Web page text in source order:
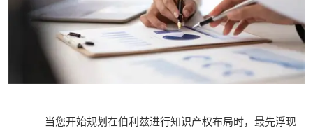
当您开始规划在伯利兹进行知识产权布局时，最先浮现